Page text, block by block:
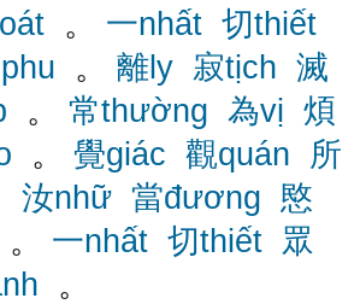
。 一nhất 切thiết
。 離ly 寂tịch 滅
。 常thường 為vị 煩
。 覺giác 觀quán
所
汝nhữ 當đương 愍
。 一nhất 切thiết 眾
。